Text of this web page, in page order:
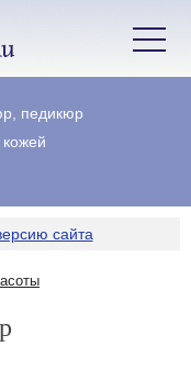
педикюр
сайта